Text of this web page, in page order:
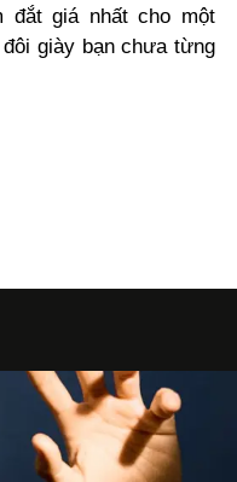
đắt giá nhất cho một
giày bạn chưa từng